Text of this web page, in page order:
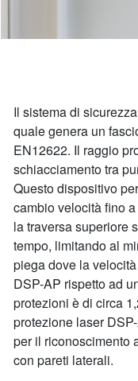
Il sistema di
quale genera un
EN12622. Il raggio
schiacciamento tra
Questo dispositivo
cambio velocità fino
la traversa superiore
tempo, limitando al
piega dove la
DSP-AP rispetto ad
protezioni è di circa
protezione laser
per il riconoscimento
con pareti laterali.